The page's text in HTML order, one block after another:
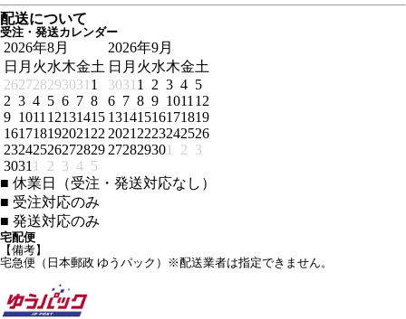
配送について
受注・発送カレンダー
2026年8月
日 月 火水木金土
262728293031 1
2 3 4 5 6 7 8
9 1011 12131415
161718192021 22
23242526272829
3031 1 2 3 4 5
2026年9月
日 月 火水木金土
3031 1 2 3 4 5
6 7 8 9 1011 12
13141516171819
2021 2223242526
272829301 2 3
■ 休業日（受注・発送対応なし）
■ 受注対応のみ
■ 発送対応のみ
宅配便
【備考】
宅急便（日本郵政 ゆうパック）※配送業者は指定できません。